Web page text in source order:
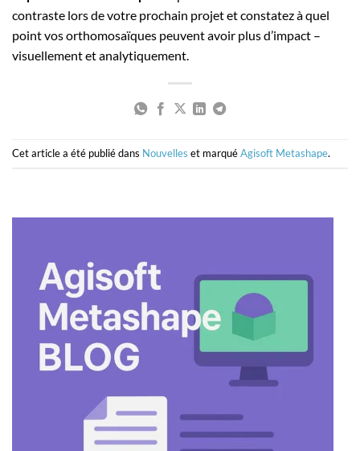
contraste lors de votre prochain projet et constatez à quel
point vos orthomosaïques peuvent avoir plus d’impact –
visuellement et analytiquement.
Cet article a été publié dans Nouvelles et marquéAgisoft Metashape.